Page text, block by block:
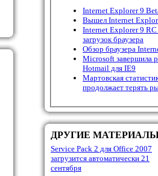
Internet Explorer 9
Вышел Internet
Internet Explorer 9 RC
загрузок браузера
Обзор браузера
Microsoft завершила
Hotmail для IE9
Мартовская
продолжает терять
ДРУГИЕ
Service Pack 2 для Office 2007
загрузится автоматически 21
сентября